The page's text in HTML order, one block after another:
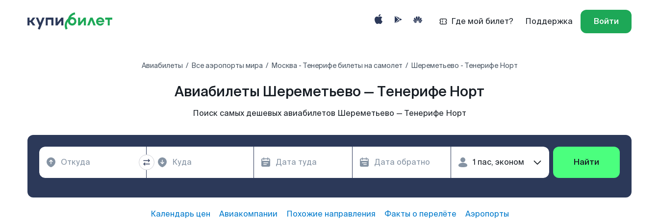
Где мой билет? Поддержка Войти
Авиабилеты Все аэропорты мира Москва - Тенерифе билеты на самолет Шереметьево - Тенерифе Норт
Авиабилеты Шереметьево — Тенерифе Норт
Поиск самых дешевых авиабилетов Шереметьево — Тенерифе Норт
Найти
Календарь цен Авиакомпании Похожие направления Факты о перелёте Аэропорты